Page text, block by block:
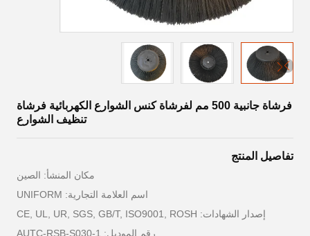
فرشاة جانبية 500 مم لفرشاة كنس الشوارع الكهربائية فرشاة
تنظيف الشوارع
تفاصيل المنتج
مكان المنشأ: الصين
اسم العلامة التجارية: UNIFORM
إصدار الشهادات: CE, UL, UR, SGS, GB/T, ISO9001, ROSH
رقم الموديل: AUTC-RSB-S030-1